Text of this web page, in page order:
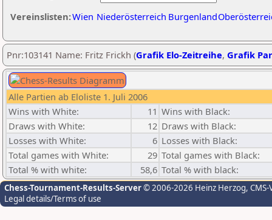
Vereinslisten:Wien Niederösterreich Burgenland
Pnr:103141 Name: Fritz Frickh (Grafik Elo-Zeitreihe, Grafik
Alle Partien ab Eloliste 1. Juli 2006
Wins with White:
11 Wins with Black:
Draws with White:
12 Draws with Black:
Losses with White:
6 Losses with Black:
Total games with White:
29 Total games with Black:
Total % with white:
58,6 Total % with black:
Chess-Tournament-Results-Server© 2006-2026 Heinz Herzog,
Legal details/Terms of use